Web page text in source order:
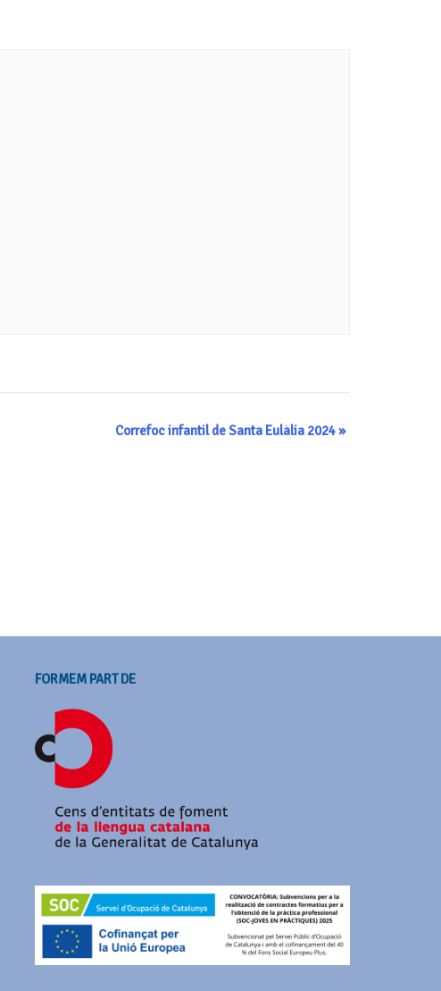
Correfoc infantil de Santa Eulàlia 2024»
FORMEM PART DE